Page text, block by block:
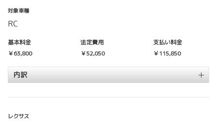
対象車種
RC
基本料金
￥63,800
法定費用
￥52,050
支払い料金
￥115,850
内訳
レクサス